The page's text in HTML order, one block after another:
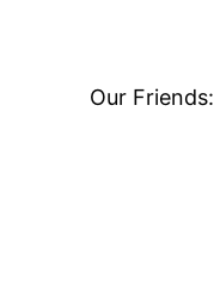
Our Friends: